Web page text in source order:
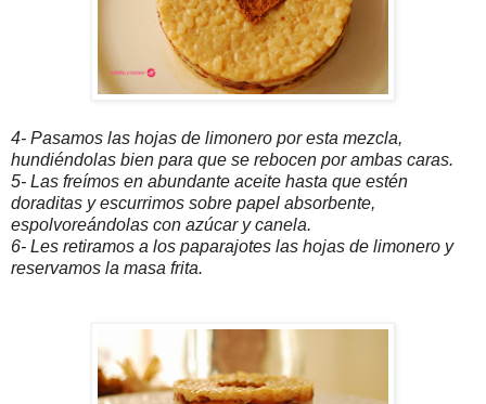
4- Pasamos las hojas de limonero por esta mezcla,
hundiéndolas bien para que se rebocen por ambas caras.
5- Las freímos en abundante aceite hasta que estén
doraditas y escurrimos sobre papel absorbente,
espolvoreándolas con azúcar y canela.
6- Les retiramos a los paparajotes las hojas de limonero y
reservamos la masa frita.